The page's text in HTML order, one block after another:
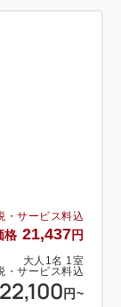
浜松町駅
二ターミナ
暮里駅 …
・サービス料込
格 21,437円
大人 1名 1室
・サービス料込
22,100 円~